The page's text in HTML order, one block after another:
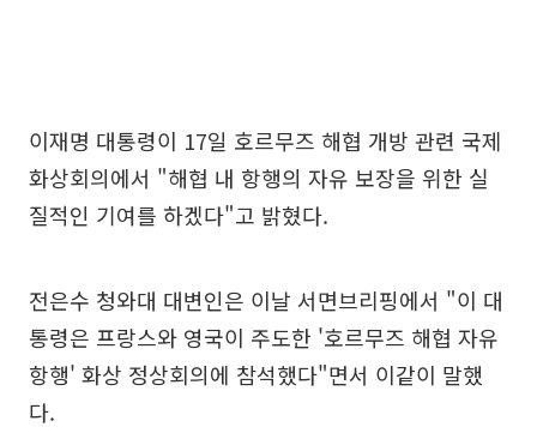
이재명 대통령이 17일 호르무즈 해협 개방 관련 국제
화상회의에서 "해협 내 항행의 자유 보장을 위한 실
질적인 기여를 하겠다"고 밝혔다.
전은수 청와대 대변인은 이날 서면브리핑에서 "이 대
통령은 프랑스와 영국이 주도한 '호르무즈 해협 자유
항행' 화상 정상회의에 참석했다"면서 이같이 말했
다.